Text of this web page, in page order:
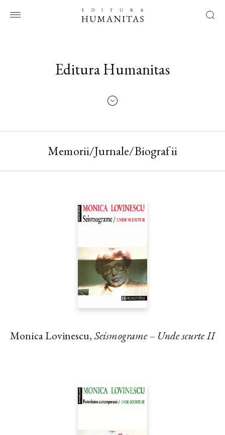
Editura Humanitas
Memorii/Jurnale/Biografii
Monica Lovinescu,Seismograme – Unde scurte II